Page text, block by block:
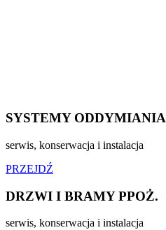
SYSTEMY ODDYMIANIA
serwis, konserwacja i instalacja
PRZEJDŹ
DRZWI I BRAMY PPOŻ.
serwis, konserwacja i instalacja